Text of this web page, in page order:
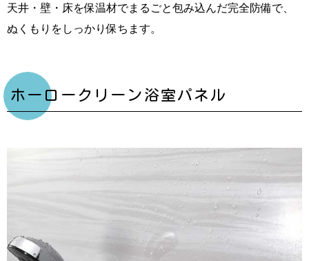
天井・壁・床を保温材でまるごと包み込んだ完全防備で、
ぬくもりをしっかり保ちます。
ホーロークリーン浴室パネル